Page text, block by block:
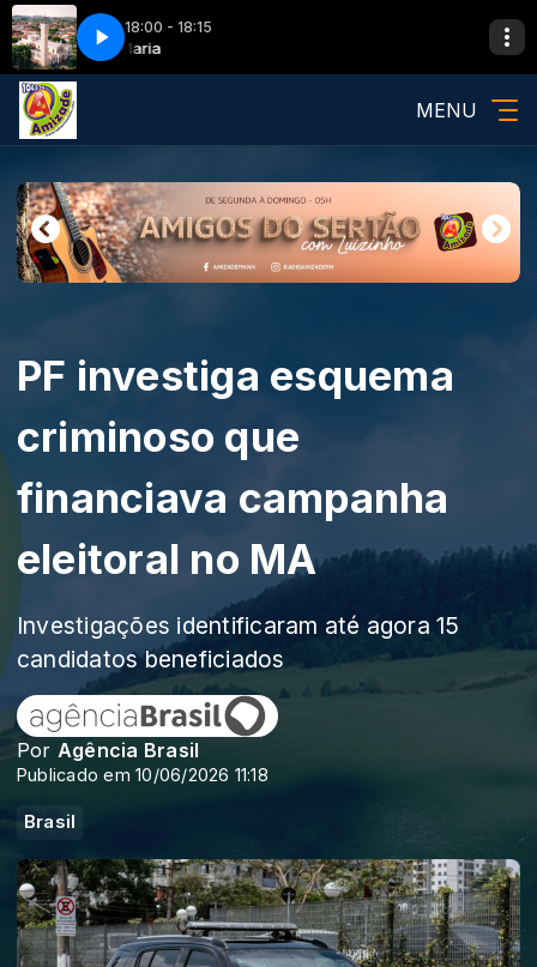
18:00 - 18:15
Ave Maria
MENU
PF investiga esquema
criminoso que
financiava campanha
eleitoral no MA
Investigações identificaram até agora 15
candidatos beneficiados
Por Agência Brasil
Publicado em 10/06/2026 11:18
Brasil